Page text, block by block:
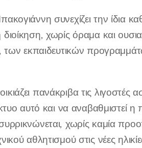
συνεχίζει την ίδια
χωρίς όραμα και
των εκπαιδευτικών
πανάκριβα τις λιγοστές
αυτό και να αναβαθμιστεί
χωρίς καμία
αθλητισμού στις νέες